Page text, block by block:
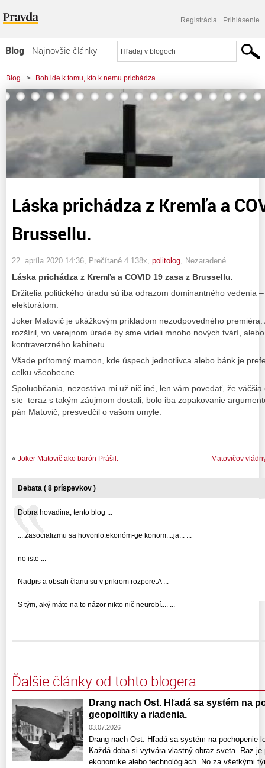
Registrácia Prihlásenie
Blog
Najnovšie články
Najčítanejšie články
Najkomentovanejšie články
Zoznam blogov
Komerčné blogy
Blog > Boh ide k tomu, kto k nemu prichádza…
> Láska prichádza z Kremľa a COVID 19 zasa z Brussellu.
Láska prichádza z Kremľa a
Brussellu.
22. apríla 2020 14:36 , Prečítané 4 138x, politolog Nezaradené
Láska prichádza z Kremľa a COVID 19 zasa z Brussellu.
Držitelia politického úradu sú iba odrazom dominantného vedenia
elektorátom.
Joker Matovič je ukážkovým príkladom nezodpovedného
rozšíril, vo verejnom úrade by sme videli mnoho nových tvárí,
kontraverzného kabinetu…
Všade prítomný mamon, kde úspech jednotlivca alebo bánk je
celku všeobecne.
Spoluobčania, nezostáva mi už nič iné, len vám povedať, že
ste teraz s takým záujmom dostali, bolo iba zopakovanie
pán Matovič, presvedčil o vašom omyle.
Matovičov
« Joker Matovič ako barón Prášil.
Debata ( 8 príspevkov )
Dobra hovadina, tento blog ...
....zasocializmu sa hovorilo:ekonóm-ge konom....ja... ...
no iste ...
Nadpis a obsah članu su v prikrom rozpore.A ...
S tým, aký máte na to názor nikto nič neurobí.... ...
Ďalšie články od tohto blogera
Drang nach Ost. Hľadá sa systém na
geopolitiky a riadenia.
03.07.2026
Drang nach Ost. Hľadá sa systém na pochopenie
Každá doba si vytvára vlastný obraz sveta. Raz
ekonomike alebo technológiách. No za všetkými